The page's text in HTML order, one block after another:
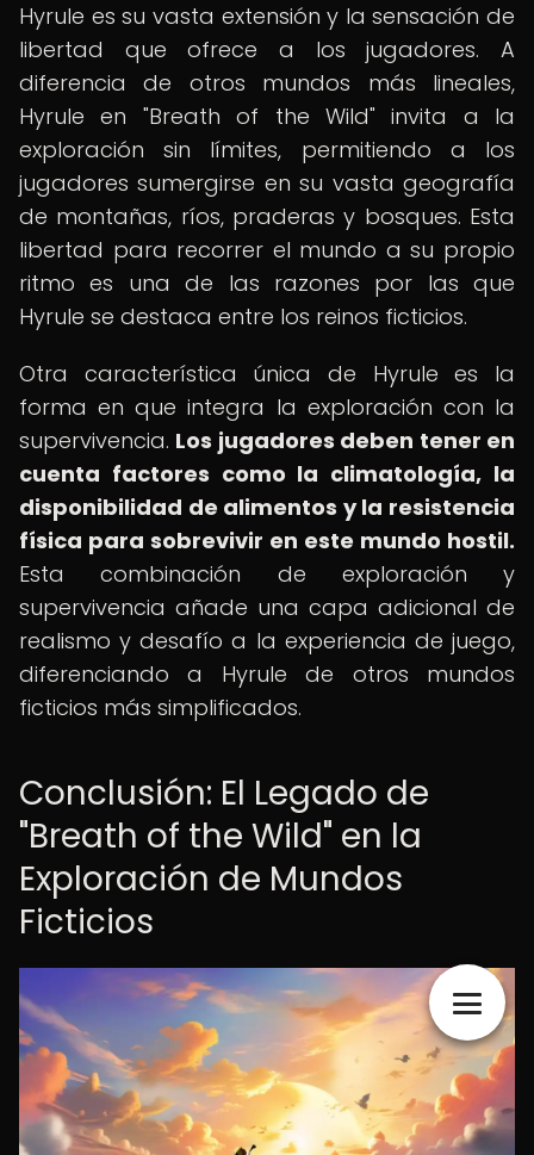
Hyrule es su vasta extensión y la sensación de
libertad que ofrece a los jugadores. A
diferencia de otros mundos más lineales,
Hyrule en "Breath of the Wild" invita a la
exploración sin límites, permitiendo a los
jugadores sumergirse en su vasta geografía
de montañas, ríos, praderas y bosques. Esta
libertad para recorrer el mundo a su propio
ritmo es una de las razones por las que
Hyrule se destaca entre los reinos ficticios.
Otra característica única de Hyrule es la
forma en que integra la exploración con la
supervivencia. Los jugadores deben tener en
cuenta factores como la climatología, la
disponibilidad de alimentos y la resistencia
física para sobrevivir en este mundo hostil.
Esta combinación de exploración y
supervivencia añade una capa adicional de
realismo y desafío a la experiencia de juego,
diferenciando a Hyrule de otros mundos
ficticios más simplificados.
Conclusión: El Legado de
"Breath of the Wild" en la
Exploración de Mundos
Ficticios